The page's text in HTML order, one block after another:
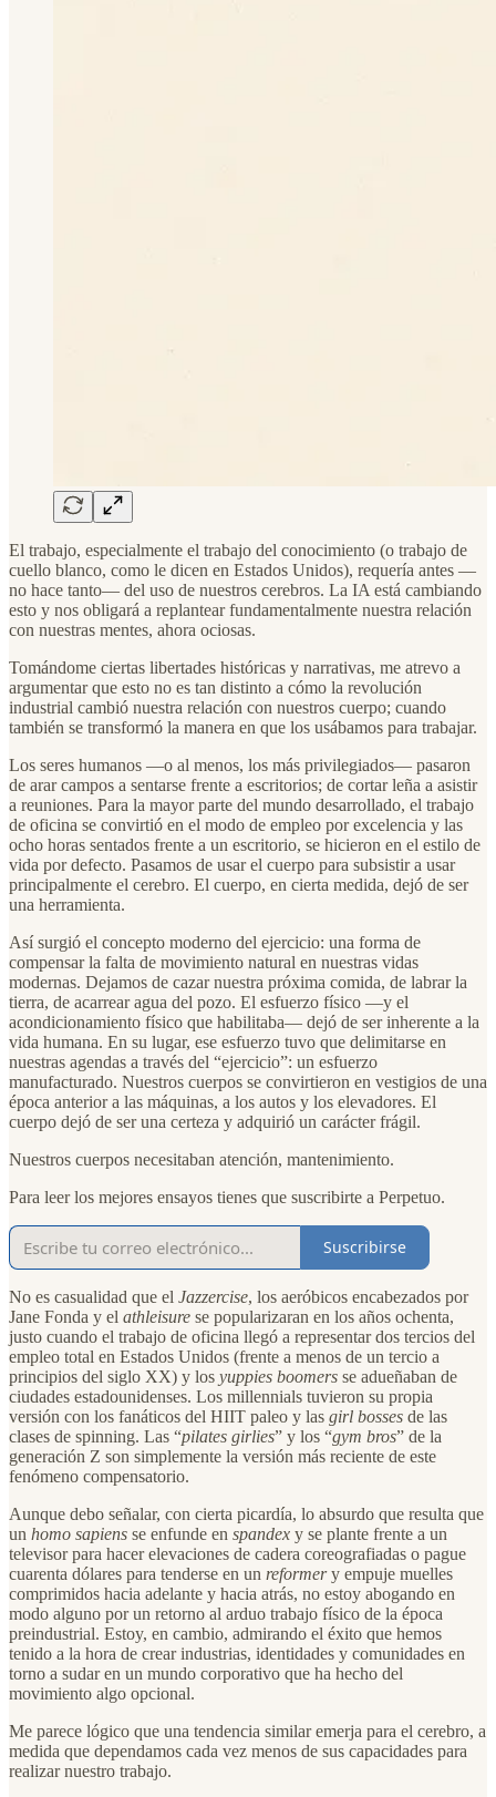
El trabajo, especialmente el trabajo del conocimiento (o trabajo de
cuello blanco, como le dicen en Estados Unidos), requería antes —
no hace tanto— del uso de nuestros cerebros. La IA está cambiando
esto y nos obligará a replantear fundamentalmente nuestra relación
con nuestras mentes, ahora ociosas.
Tomándome ciertas libertades históricas y narrativas, me atrevo a
argumentar que esto no es tan distinto a cómo la revolución
industrial cambió nuestra relación con nuestros cuerpo; cuando
también se transformó la manera en que los usábamos para trabajar.
Los seres humanos —o al menos, los más privilegiados— pasaron
de arar campos a sentarse frente a escritorios; de cortar leña a asistir
a reuniones. Para la mayor parte del mundo desarrollado, el trabajo
de oficina se convirtió en el modo de empleo por excelencia y las
ocho horas sentados frente a un escritorio, se hicieron en el estilo de
vida por defecto. Pasamos de usar el cuerpo para subsistir a usar
principalmente el cerebro. El cuerpo, en cierta medida, dejó de ser
una herramienta.
Así surgió el concepto moderno del ejercicio: una forma de
compensar la falta de movimiento natural en nuestras vidas
modernas. Dejamos de cazar nuestra próxima comida, de labrar la
tierra, de acarrear agua del pozo. El esfuerzo físico —y el
acondicionamiento físico que habilitaba— dejó de ser inherente a la
vida humana. En su lugar, ese esfuerzo tuvo que delimitarse en
nuestras agendas a través del “ejercicio”: un esfuerzo
manufacturado. Nuestros cuerpos se convirtieron en vestigios de una
época anterior a las máquinas, a los autos y los elevadores. El
cuerpo dejó de ser una certeza y adquirió un carácter frágil.
Nuestros cuerpos necesitaban atención, mantenimiento.
Para leer los mejores ensayos tienes que suscribirte a Perpetuo.
Suscribirse
No es casualidad que el Jazzercise, los aeróbicos encabezados por
Jane Fonda y el athleisure se popularizaran en los años ochenta,
justo cuando el trabajo de oficina llegó a representar dos tercios del
empleo total en Estados Unidos (frente a menos de un tercio a
principios del siglo XX) y los yuppies boomers se adueñaban de
ciudades estadounidenses. Los millennials tuvieron su propia
versión con los fanáticos del HIIT paleo y las girl bosses de las
clases de spinning. Las “pilates girlies” y los “gym bros” de la
generación Z son simplemente la versión más reciente de este
fenómeno compensatorio.
Aunque debo señalar, con cierta picardía, lo absurdo que resulta que
un homo sapiens se enfunde en spandex y se plante frente a un
televisor para hacer elevaciones de cadera coreografiadas o pague
cuarenta dólares para tenderse en un reformery empuje muelles
comprimidos hacia adelante y hacia atrás, no estoy abogando en
modo alguno por un retorno al arduo trabajo físico de la época
preindustrial. Estoy, en cambio, admirando el éxito que hemos
tenido a la hora de crear industrias, identidades y comunidades en
torno a sudar en un mundo corporativo que ha hecho del
movimiento algo opcional.
Me parece lógico que una tendencia similar emerja para el cerebro, a
medida que dependamos cada vez menos de sus capacidades para
realizar nuestro trabajo.